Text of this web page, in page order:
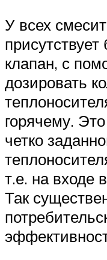
У всех
клапан, с
дозировать
горячему.
четко
т.е. на входе
Так